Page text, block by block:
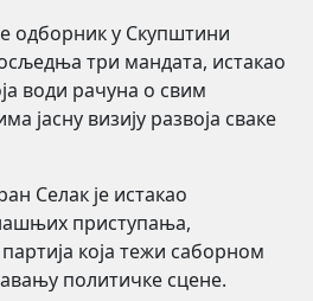
одборник у Скупштини
три мандата, истакао
води рачуна о свим
јасну визију развоја сваке
Селак је истакао
приступања,
која тежи саборном
политичке сцене.